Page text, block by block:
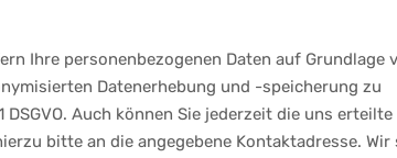
Ihre personenbezogenen Daten auf Grundlage
Datenerhebung und -speicherung zu
Auch können Sie jederzeit die uns
bitte an die angegebene Kontaktadresse. Wir